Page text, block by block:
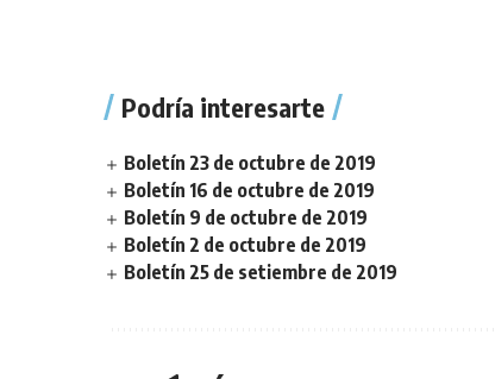
Podría interesarte
Boletín 23 de octubre de 2019
Boletín 16 de octubre de 2019
Boletín 9 de octubre de 2019
Boletín 2 de octubre de 2019
Boletín 25 de setiembre de 2019